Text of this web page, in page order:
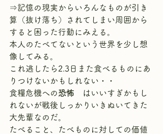
⇒記憶の現実からいろんなものが引き
算（抜け落ち）されてしまい周囲から
すると困った行動にみえる。
本人のたべてないという世界を少し想
像してみる。
これ逃したら2.3日また食べるものにあ
りつけないかもしれない・・
食糧危機への恐怖
はいいすぎかもし
れないが戦後しっかりいきぬいてきた
大先輩なのだ。
たべること、たべものに対しての価値